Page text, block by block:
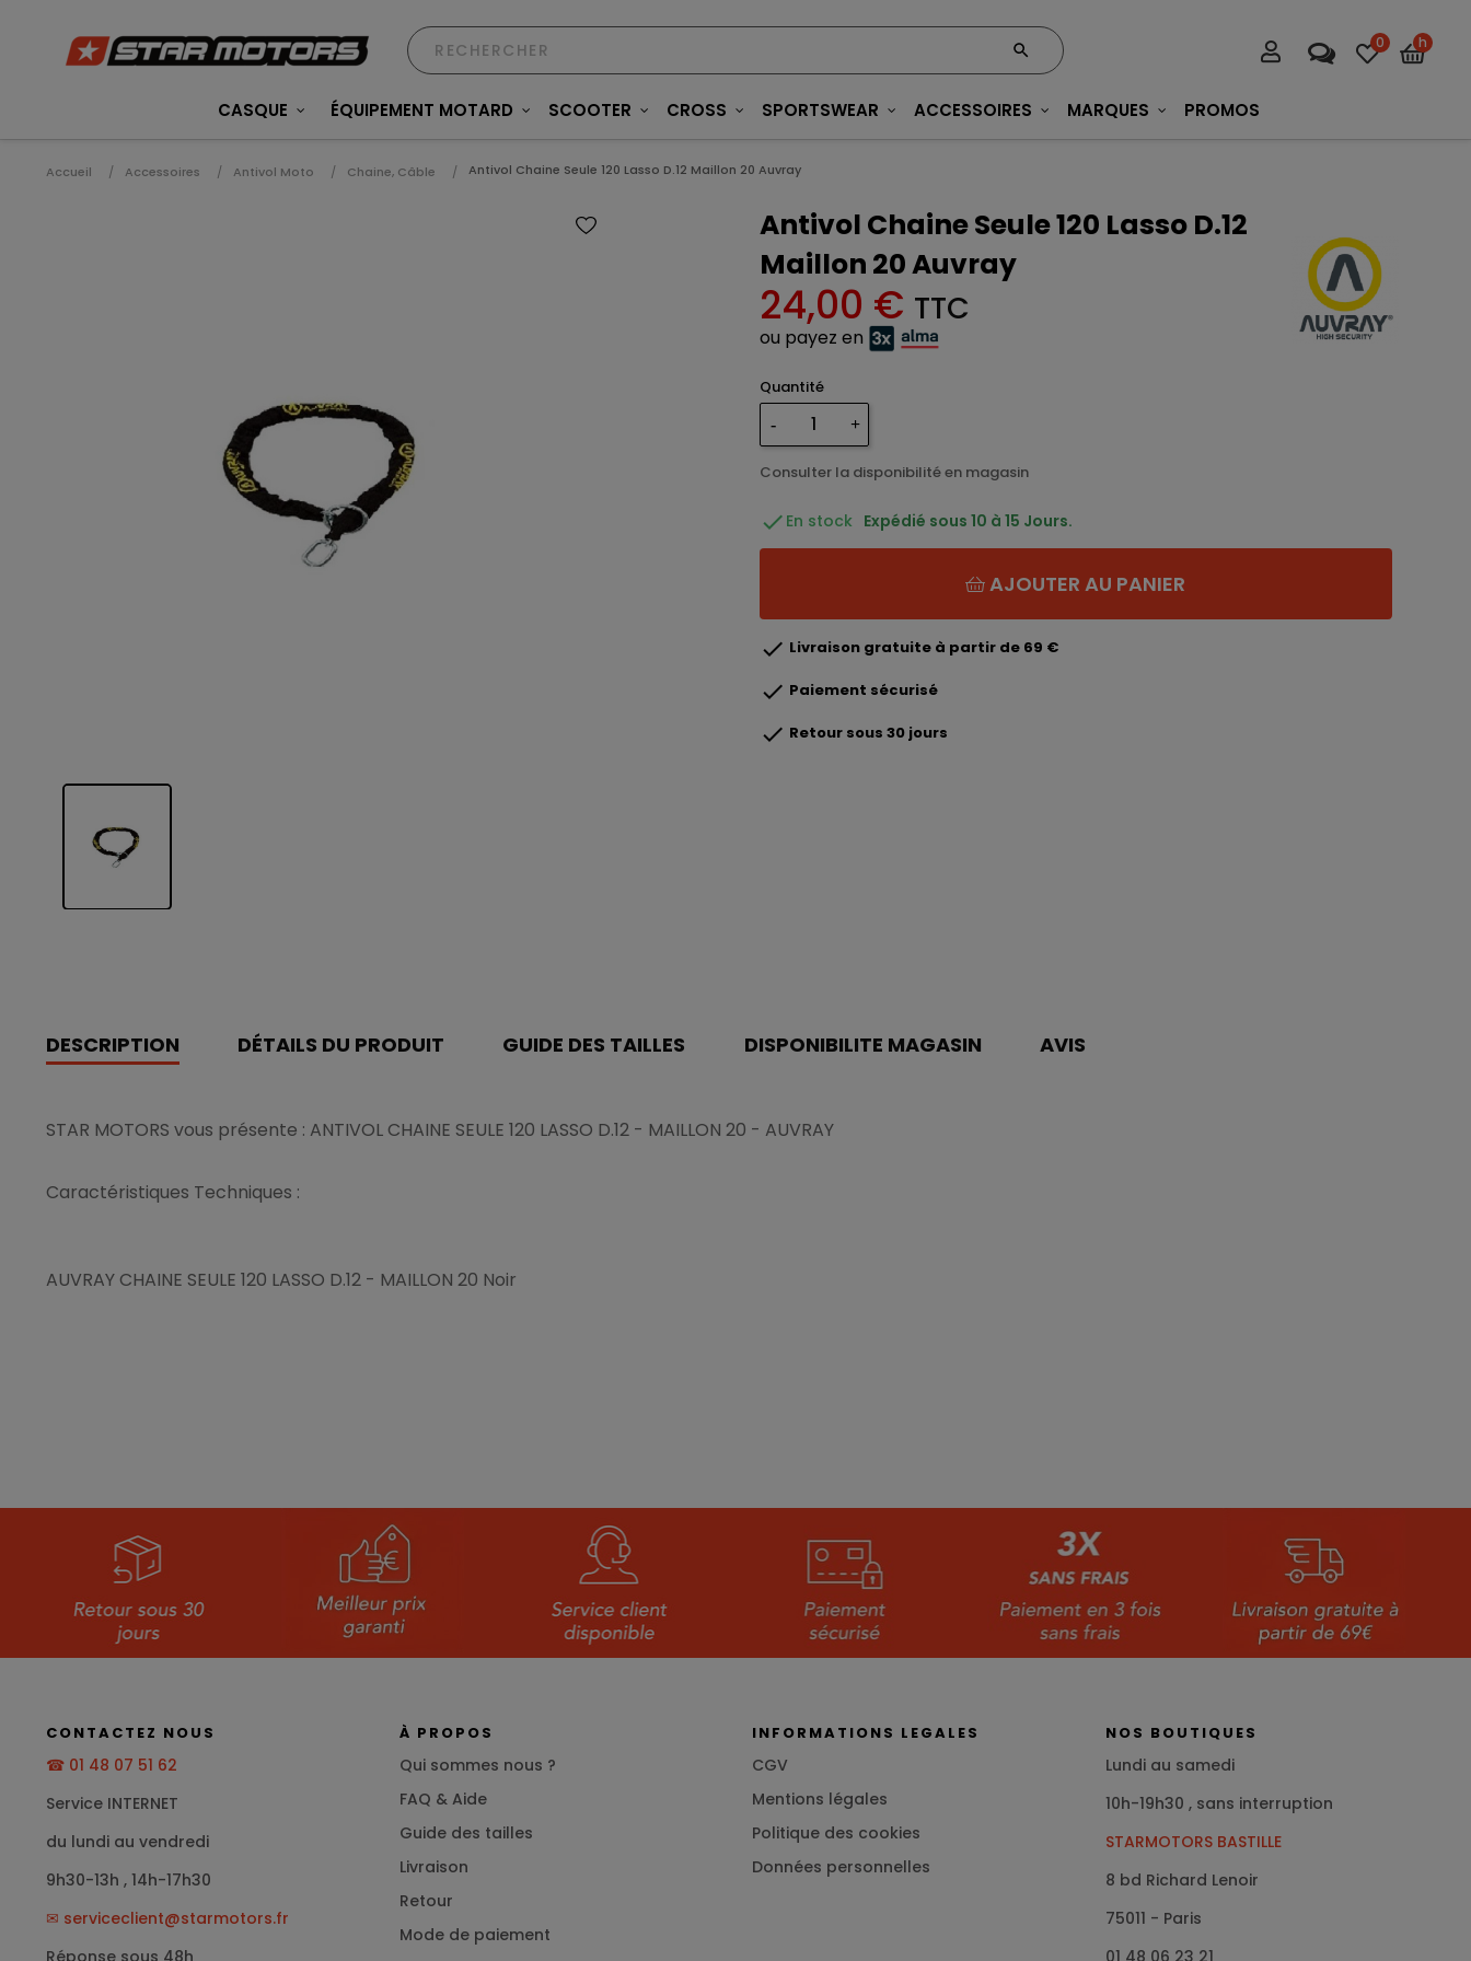
0 h
CASQUE ÉQUIPEMENT MOTARD SCOOTER CROSS SPORTSWEAR ACCESSOIRES MARQUES PROMOS
Accueil Accessoires Antivol Moto Chaine, Câble Antivol Chaine Seule 120 Lasso D.12 Maillon 20 Auvray
Antivol Chaine Seule 120 Lasso D.12
Maillon 20 Auvray
24,00 € TTC
ou payez en
Quantité
Consulter la disponibilité en magasin
 En stock Expédié sous 10 à 15 Jours.
AJOUTER AU PANIER
 Livraison gratuite à partir de 69 €
 Paiement sécurisé
 Retour sous 30 jours
DESCRIPTION DÉTAILS DU PRODUIT GUIDE DES TAILLES DISPONIBILITE MAGASIN AVIS
STAR MOTORS vous présente : ANTIVOL CHAINE SEULE 120 LASSO D.12 - MAILLON 20 - AUVRAY
Caractéristiques Techniques :
AUVRAY CHAINE SEULE 120 LASSO D.12 - MAILLON 20 Noir
CONTACTEZ NOUS
☎ 01 48 07 51 62
Service INTERNET
du lundi au vendredi
9h30-13h , 14h-17h30
✉ serviceclient@starmotors.fr
À PROPOS
Qui sommes nous ?
FAQ & Aide
Guide des tailles
Livraison
Retour
Mode de paiement
INFORMATIONS LEGALES
CGV
Mentions légales
Politique des cookies
Données personnelles
NOS BOUTIQUES
Lundi au samedi
10h-19h30 , sans interruption
STARMOTORS BASTILLE
8 bd Richard Lenoir
75011 - Paris